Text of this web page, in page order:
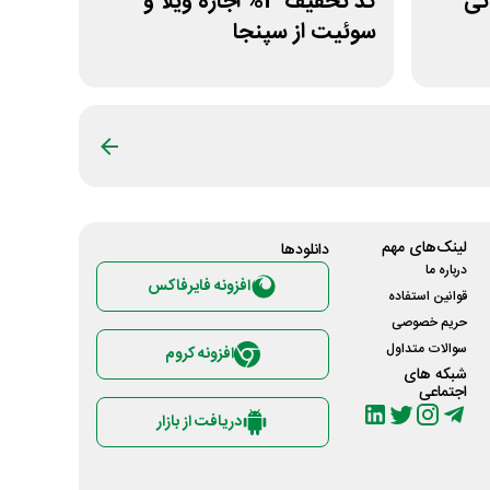
سوئیت از سپنجا
لینک‌های مهم
درباره ما
قوانین استفاده
حریم خصوصی
سوالات متداول
شبکه های
اجتماعی
دانلود‌ها
افزونه فایرفاکس
افزونه کروم
دریافت از بازار